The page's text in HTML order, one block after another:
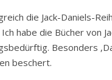
die Jack-Daniels-
habe die Bücher von
Besonders
beschert.